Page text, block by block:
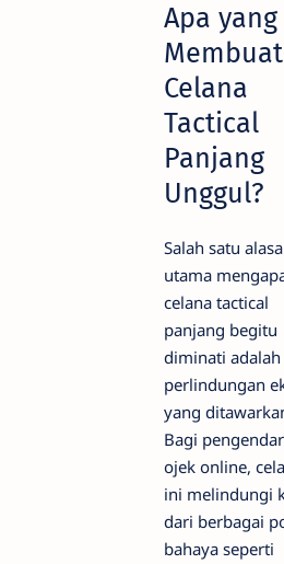
Apa yang
Membuat
Celana
Tactical
Panjang
Unggul?
Salah satu
utama
celana tactical
panjang begitu
diminati adalah
perlindungan
yang
Bagi
ojek online,
ini melindungi
dari berbagai
bahaya seperti